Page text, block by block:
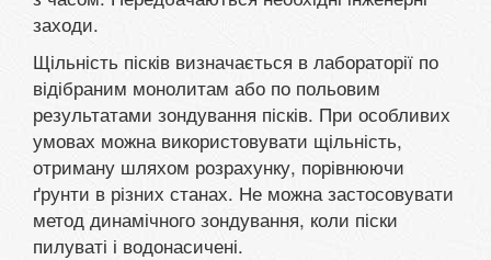
заходи.
Щільність пісків визначається в лабораторії по
відібраним монолитам або по польовим
результатами зондування пісків. При особливих
умовах можна використовувати щільність,
отриману шляхом розрахунку, порівнюючи
ґрунти в різних станах. Не можна застосовувати
метод динамічного зондування, коли піски
пилуваті і водонасичені.